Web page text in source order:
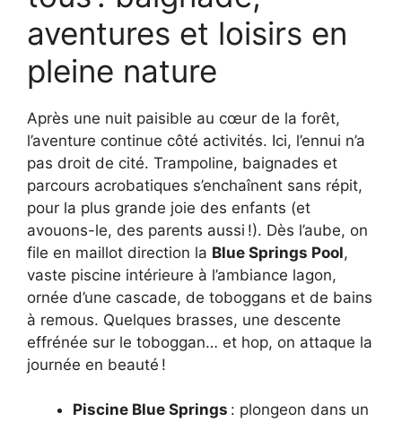
aventures et loisirs en
pleine nature
Après une nuit paisible au cœur de la forêt,
l’aventure continue côté activités. Ici, l’ennui n’a
pas droit de cité. Trampoline, baignades et
parcours acrobatiques s’enchaînent sans répit,
pour la plus grande joie des enfants (et
avouons-le, des parents aussi !). Dès l’aube, on
file en maillot direction la Blue Springs Pool,
vaste piscine intérieure à l’ambiance lagon,
ornée d’une cascade, de toboggans et de bains
à remous. Quelques brasses, une descente
effrénée sur le toboggan… et hop, on attaque la
journée en beauté !
Piscine Blue Springs : plongeon dans un